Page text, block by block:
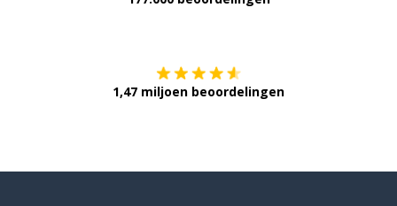
1,47 miljoen beoordelingen